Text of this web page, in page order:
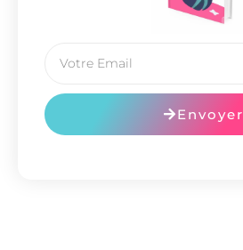
Envoyer